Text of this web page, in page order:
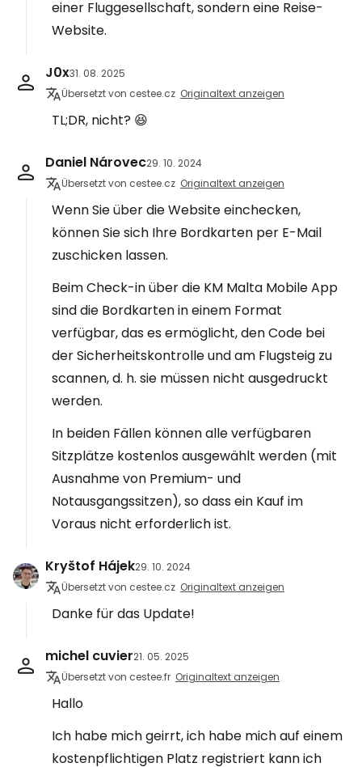
einer Fluggesellschaft, sondern eine Reise-
Website.
J0x31. 08. 2025
Übersetzt von cestee.cz Originaltext anzeigen
TL;DR, nicht? 😆
Daniel Nárovec29. 10. 2024
Übersetzt von cestee.cz Originaltext anzeigen
Wenn Sie über die Website einchecken,
können Sie sich Ihre Bordkarten per E-Mail
zuschicken lassen.
Beim Check-in über die KM Malta Mobile App
sind die Bordkarten in einem Format
verfügbar, das es ermöglicht, den Code bei
der Sicherheitskontrolle und am Flugsteig zu
scannen, d. h. sie müssen nicht ausgedruckt
werden.
In beiden Fällen können alle verfügbaren
Sitzplätze kostenlos ausgewählt werden (mit
Ausnahme von Premium- und
Notausgangssitzen), so dass ein Kauf im
Voraus nicht erforderlich ist.
Kryštof Hájek29. 10. 2024
Übersetzt von cestee.cz Originaltext anzeigen
Danke für das Update!
michel cuvier21. 05. 2025
Übersetzt von cestee.fr Originaltext anzeigen
Hallo
Ich habe mich geirrt, ich habe mich auf einem
kostenpflichtigen Platz registriert kann ich